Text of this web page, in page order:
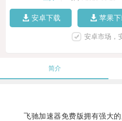
安卓下载 苹果
安卓市场，
简介
飞驰加速器免费版拥有强大的